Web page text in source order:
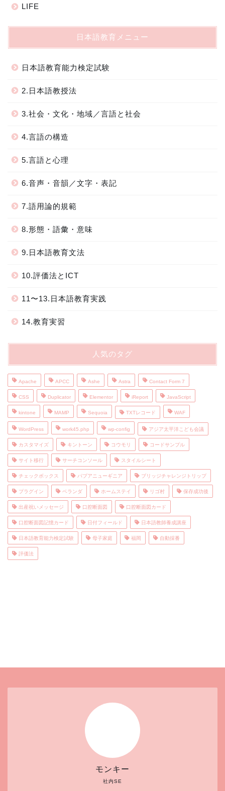
LIFE
日本語教育メニュー
日本語教育能力検定試験
2.日本語教授法
3.社会・文化・地域／言語と社会
4.言語の構造
5.言語と心理
6.音声・音韻／文字・表記
7.語用論的規範
8.形態・語彙・意味
9.日本語教育文法
10.評価法とICT
11〜13.日本語教育実践
14.教育実習
人気のタグ
Apache APCC Ashe Astra Contact Form 7
CSS Duplicator Elementor iReport JavaScript
kintone MAMP Sequoia TXTレコード WAF
WordPress work45.php wp-config アジア太平洋こども会議
カスタマイズ キントーン コウモリ コードサンプル
サイト移行 サーチコンソール スタイルシート
チェックボックス パプアニューギニア ブリッジチャレンジトリップ
プラグイン ベランダ ホームステイ リゴ村 保存成功後
出産祝いメッセージ 口腔断面図 口腔断面図カード
口腔断面図記憶カード 日付フィールド 日本語教師養成講座
日本語教育能力検定試験 母子家庭 福岡 自動採番
評価法
社内SE
モンキー